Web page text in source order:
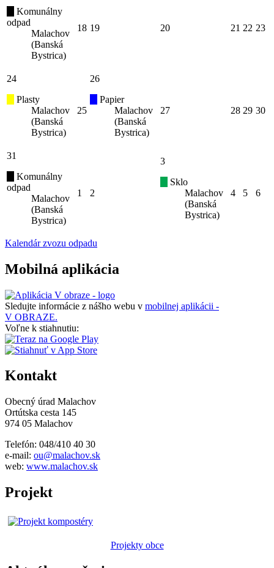
Komunálny
odpad
Malachov
(Banská
Bystrica)
18 19 20 21 22 23
24
Plasty
Malachov
(Banská
Bystrica)
25
26
Papier
Malachov
(Banská
Bystrica)
27 28 29 30
31
Komunálny
odpad
Malachov
(Banská
Bystrica)
1 2
3
Sklo
Malachov
(Banská
Bystrica)
4 5 6
Kalendár zvozu odpadu
Mobilná aplikácia
Sledujte informácie z nášho webu v mobilnej aplikácii -
V OBRAZE.
Voľne k stiahnutiu:
Kontakt
Obecný úrad Malachov
Ortútska cesta 145
974 05 Malachov
Telefón: 048/410 40 30
e-mail: ou@malachov.sk
web: www.malachov.sk
Projekt
Projekty obce